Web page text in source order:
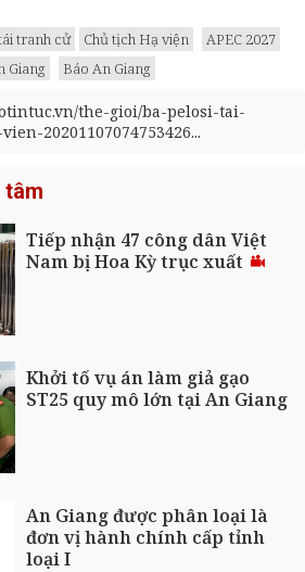
tranh cử Chủ tịch Hạ viện
APEC 2027
Giang Báo An Giang
the-gioi/ba-pelosi-tai-
20201107074753426...
tâm
Tiếp nhận 47 công dân Việt
Nam bị Hoa Kỳ trục xuất
Khởi tố vụ án làm giả gạo
ST25 quy mô lớn tại An Giang
An Giang được phân loại là
đơn vị hành chính cấp tỉnh
loại I